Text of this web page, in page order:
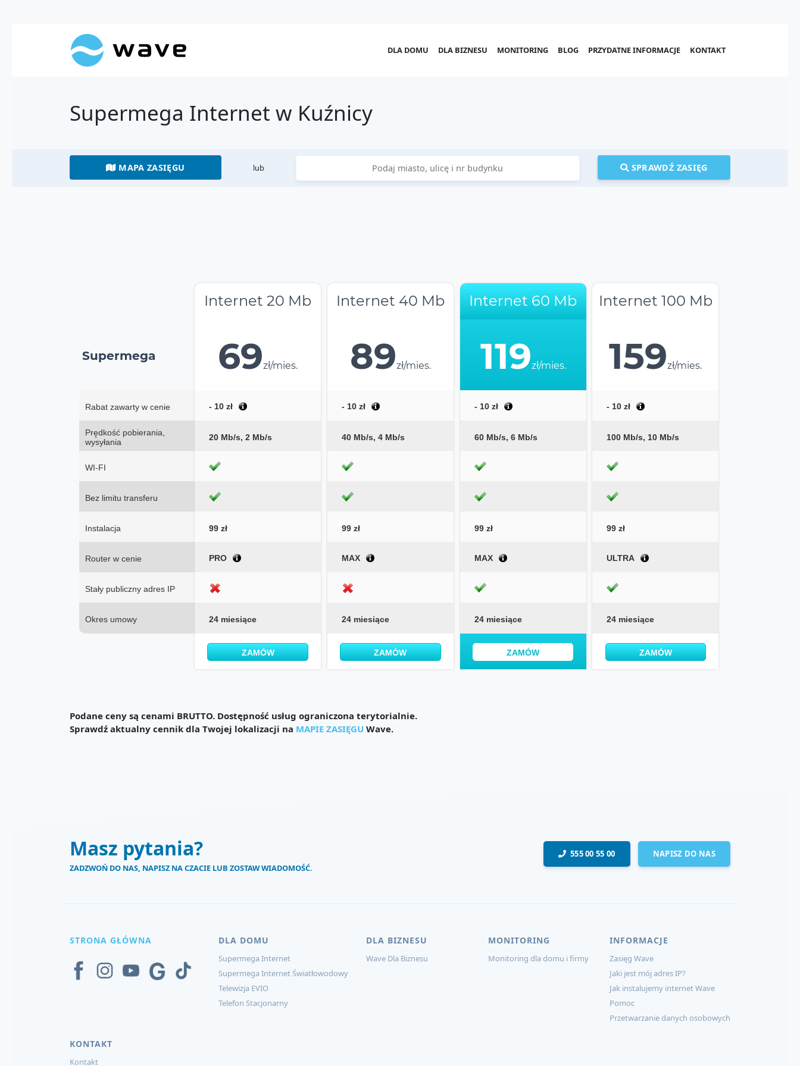
DLA DOMU DLA BIZNESU MONITORING BLOG PRZYDATNE INFORMACJE KONTAKT
Supermega Internet w Kuźnicy
MAPA ZASIĘGU lub SPRAWDŹ ZASIĘG
Supermega
Rabat zawarty w cenie
Prędkość pobierania,
wysyłania
WI-FI
Bez limitu transferu
Instalacja
Router w cenie
Stały publiczny adres IP
Okres umowy
Internet 20 Mb
69zł/mies.
- 10 zł
20 Mb/s, 2 Mb/s
99 zł
PRO
24 miesiące
ZAMÓW
Internet 40 Mb
89zł/mies.
- 10 zł
40 Mb/s, 4 Mb/s
99 zł
MAX
24 miesiące
ZAMÓW
Internet 60 Mb
119zł/mies.
- 10 zł
60 Mb/s, 6 Mb/s
99 zł
MAX
24 miesiące
ZAMÓW
Internet 100 Mb
159zł/mies.
- 10 zł
100 Mb/s, 10 Mb/s
99 zł
ULTRA
24 miesiące
ZAMÓW
Podane ceny są cenami BRUTTO. Dostępność usług ograniczona terytorialnie.
Sprawdź aktualny cennik dla Twojej lokalizacji na MAPIE ZASIĘGU Wave.
Masz pytania?
ZADZWOŃ DO NAS, NAPISZ NA CZACIE LUB ZOSTAW WIADOMOŚĆ.
555 00 55 00 NAPISZ DO NAS
STRONA GŁÓWNA DLA DOMU
Supermega Internet
Supermega Internet Światłowodowy
Telewizja EVIO
Telefon Stacjonarny
DLA BIZNESU
Wave Dla Biznesu
MONITORING
Monitoring dla domu i firmy
INFORMACJE
Zasięg Wave
Jaki jest mój adres IP?
Jak instalujemy internet Wave
Pomoc
Przetwarzanie danych osobowych
KONTAKT
Kontakt